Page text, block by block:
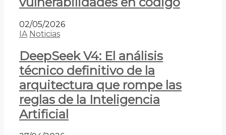
02/05/2026
IA Noticias
DeepSeek V4: El análisis
técnico definitivo de la
arquitectura que rompe las
reglas de la Inteligencia
Artificial